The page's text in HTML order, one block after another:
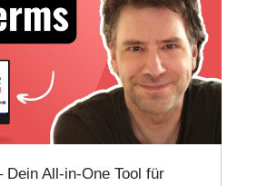
Dein All-in-One Tool für